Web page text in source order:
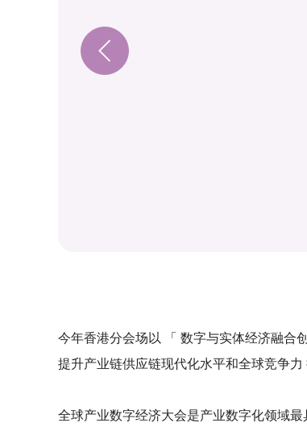
今年香港分会场以 「 数字与实体经济融合
提升产业链供应链现代化水平和全球竞争
全球产业数字经济大会是产业数字化领域